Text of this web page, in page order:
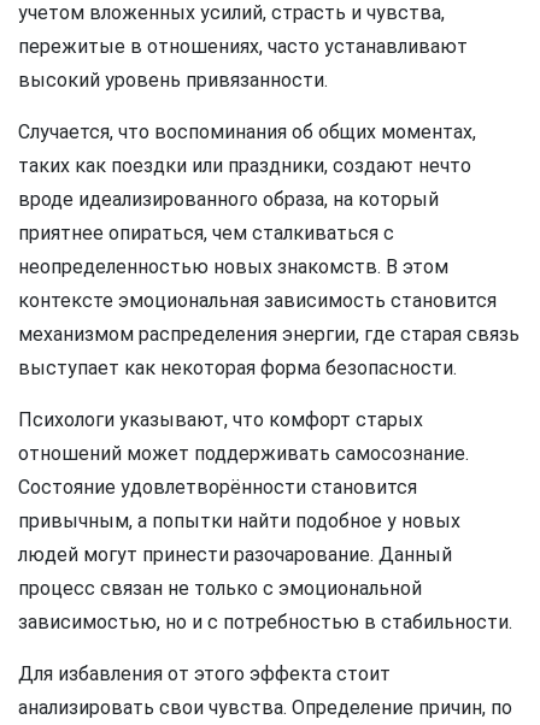
учетом вложенных усилий, страсть и чувства,
пережитые в отношениях, часто устанавливают
высокий уровень привязанности.
Случается, что воспоминания об общих моментах,
таких как поездки или праздники, создают нечто
вроде идеализированного образа, на который
приятнее опираться, чем сталкиваться с
неопределенностью новых знакомств. В этом
контексте эмоциональная зависимость становится
механизмом распределения энергии, где старая связь
выступает как некоторая форма безопасности.
Психологи указывают, что комфорт старых
отношений может поддерживать самосознание.
Состояние удовлетворённости становится
привычным, а попытки найти подобное у новых
людей могут принести разочарование. Данный
процесс связан не только с эмоциональной
зависимостью, но и с потребностью в стабильности.
Для избавления от этого эффекта стоит
анализировать свои чувства. Определение причин, по